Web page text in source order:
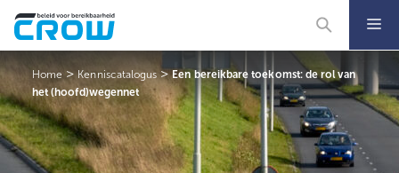
naar
de
inhoud
Home >Kenniscatalogus>Een bereikbare toekomst: de rol van
het (hoofd)wegennet